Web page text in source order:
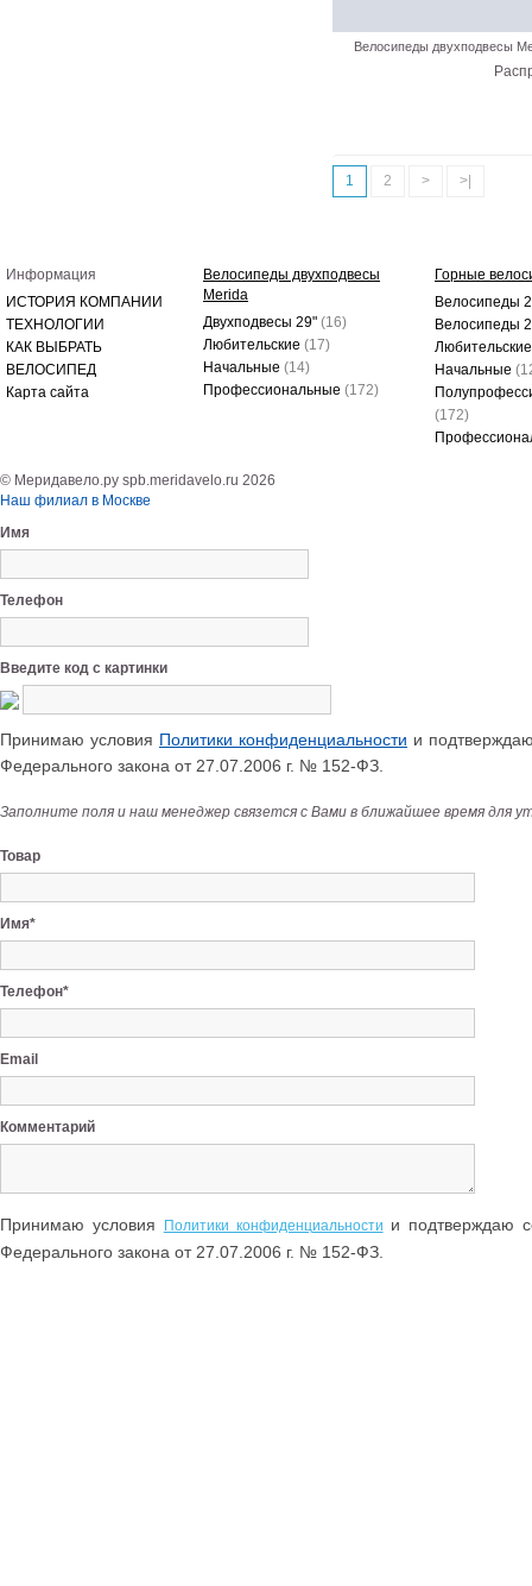
Велосипеды двухподвесы
1 2 > >|
Информация
ИСТОРИЯ КОМПАНИИ
ТЕХНОЛОГИИ
КАК ВЫБРАТЬ
ВЕЛОСИПЕД
Карта сайта
Велосипеды двухподвесы
Merida
Двухподвесы 29" (16)
Любительские (17)
Начальные (14)
Профессиональные (172)
Горные
Велосипеды
Велосипеды
Начальные
(172)
© Меридавело.ру spb.meridavelo.ru 2026
Наш филиал в Москве
Имя
Телефон
Введите код с картинки
Принимаю условия Политики конфиденциальности и
Федерального закона от 27.07.2006 г. № 152-ФЗ.
Заполните поля и наш менеджер связется с Вами в ближайшее время для
Товар
Имя*
Телефон*
Email
Комментарий
Принимаю условия Политики конфиденциальности и подтверждаю
Федерального закона от 27.07.2006 г. № 152-ФЗ.